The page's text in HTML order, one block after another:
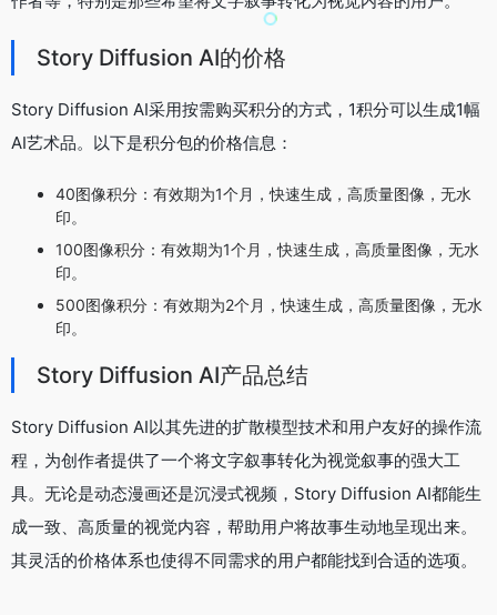
Story Diffusion AI的价格
Story Diffusion AI采用按需购买积分的方式，1积分可以生成1幅
AI艺术品。以下是积分包的价格信息：
40图像积分：有效期为1个月，快速生成，高质量图像，无水
印。
100图像积分：有效期为1个月，快速生成，高质量图像，无水
印。
500图像积分：有效期为2个月，快速生成，高质量图像，无水
印。
Story Diffusion AI产品总结
Story Diffusion AI以其先进的扩散模型技术和用户友好的操作流
程，为创作者提供了一个将文字叙事转化为视觉叙事的强大工
具。无论是动态漫画还是沉浸式视频，Story Diffusion AI都能生
成一致、高质量的视觉内容，帮助用户将故事生动地呈现出来。
其灵活的价格体系也使得不同需求的用户都能找到合适的选项。